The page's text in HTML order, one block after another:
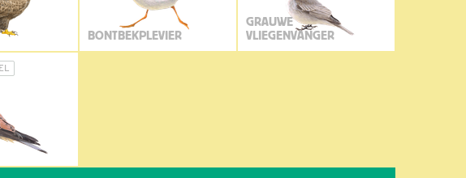
BONTBEKPLEVIER
GRAUWE
VLIEGENVANGER